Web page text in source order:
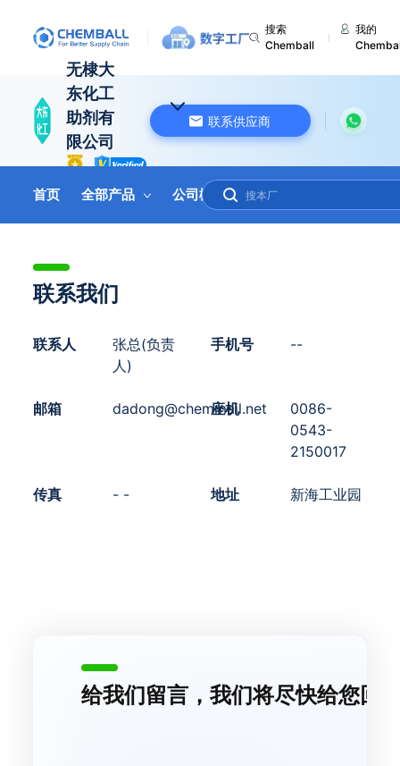
搜索
Chemball
我的
无棣大
东化工
助剂有
限公司
联系供应商
首页 全部产品 公司概况 联系我们
联系我们
联系人
张总(负责
人)
手机号 --
邮箱 dadong@chemmail.net
座机
0086-
0543-
2150017
传真 - - 地址 新海工业园
给我们留言，我们将尽快给您回